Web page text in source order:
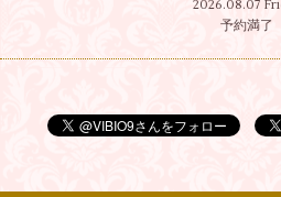
2026.08.07
予約満了